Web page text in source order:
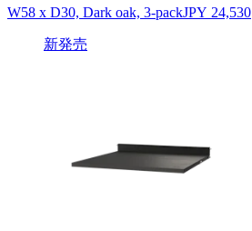
W58 x D30, Dark oak, 3-packJPY 24,530
新発売